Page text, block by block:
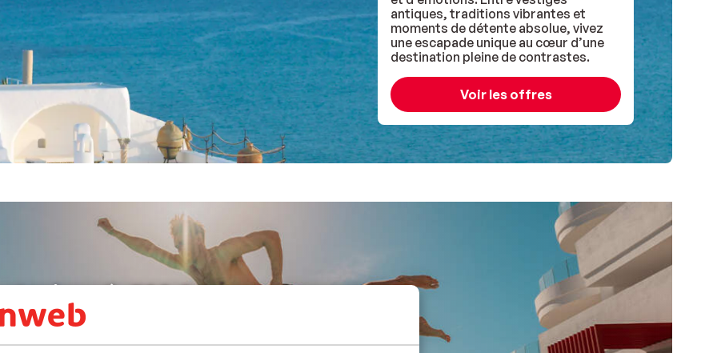
antiques, traditions vibrantes et
moments de détente absolue, vivez
une escapade unique au cœur d’une
destination pleine de contrastes.
Voir les offres
: jusqu'à -300 €/pers.